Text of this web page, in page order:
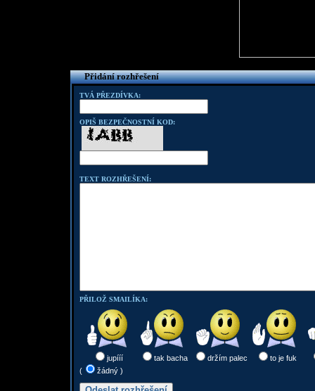
Přidání rozhřešení
TVÁ PŘEZDÍVKA:
OPIŠ BEZPEČNOSTNÍ KOD:
TEXT ROZHŘEŠENÍ:
PŘILOŽ SMAILÍKA:
jupííí tak bacha držím palec
to je fuk
(
žádný )